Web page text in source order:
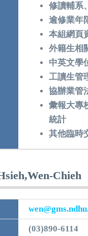
修讀輔系
逾修業年
本組網頁
外籍生相
中英文學
工讀生管
協辦業管
彙報大專
統計
其他臨時
Chieh
(03)890-6114